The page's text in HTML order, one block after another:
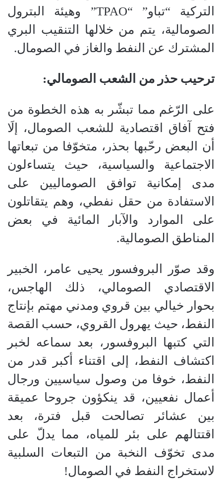
التركية “تباو” “TPAO” وهيئة البترول
الصومالية، يتم من خلالها التنقيب البري
المشترك عن النفط والغاز في الصومال.
ترحيب حذر من الشعب الصومالي:
على الرّغم مما تبشّر به هذه الخطوة من
فتح آفاق اقتصادية للشعب الصومال، إلَا
أن البعض رحّبها بحذر، متخوّفا من تبعاتها
الاجتماعية والسياسية، حيث يتساءلون
مدى إمكانية توافق الصوماليين على
الاستفادة من حقل نفطي، وهم يتقاتلون
على الموارد والآبار المائية في بعض
المناطق الصومالية.
وقد صوّر البروفسور يحيى عامر، الخبير
الاقتصادي الصومالي، ذلك الهاجس،
بحوار خيالي بين قروي ومدني مهتم بإنتاج
النفط، حيث يهرول القروي، حسب القصة
التي كتبها البروفسور، بعد سماعه لخبر
اكتشاف النفط، إلى اقتناء أكبر قدر من
النفط، خوفا من وصول سياسيين ورجال
أعمال نفعيين، قد ينكؤون جروحا عميقة
بين عشائر تصالحت قبل فترة، بعد
اقتتالهم على بئر للمياه، مما يدلّ على
مدى تخوّف النخبة من التبعات السلبية
لاستخراج النفط في الصومال!